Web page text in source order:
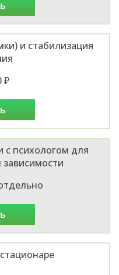
и стабилизация
₽
с психологом для